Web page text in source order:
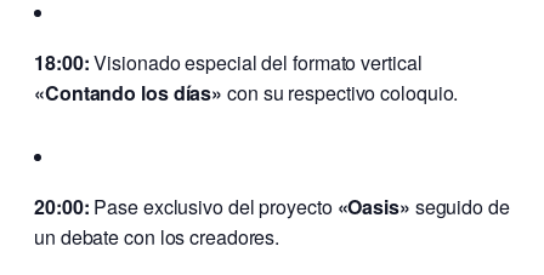
18:00:Visionado especial del formato vertical
«Contando los días» con su respectivo coloquio.
20:00: Pase exclusivo del proyecto «Oasis» seguido de
un debate con los creadores.